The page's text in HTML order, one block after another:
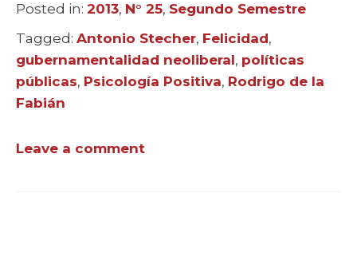
Posted in: Categories
2013, N° 25, Segundo Semestre
Tagged: Tags
Antonio Stecher, Felicidad,
gubernamentalidad neoliberal, políticas
públicas, Psicología Positiva, Rodrigo de la
Fabián
Leave a comment